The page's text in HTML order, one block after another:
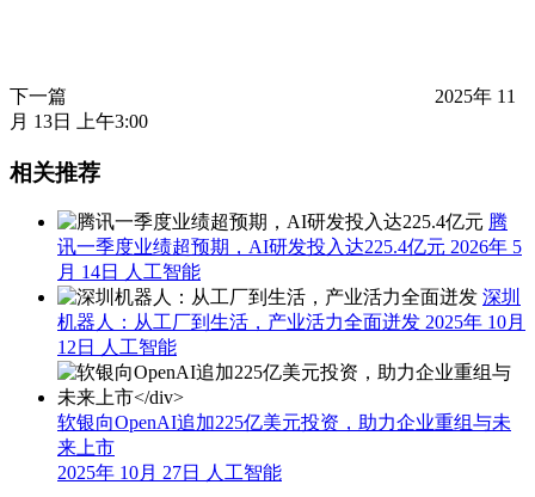
下一篇
2025年 11
月 13日 上午3:00
相关推荐
腾
讯一季度业绩超预期，AI研发投入达225.4亿元 2026年 5
月 14日
人工智能
深圳
机器人：从工厂到生活，产业活力全面迸发 2025年 10月
12日
人工智能
软银向OpenAI追加225亿美元投资，助力企业重组与未
来上市
2025年 10月 27日
人工智能